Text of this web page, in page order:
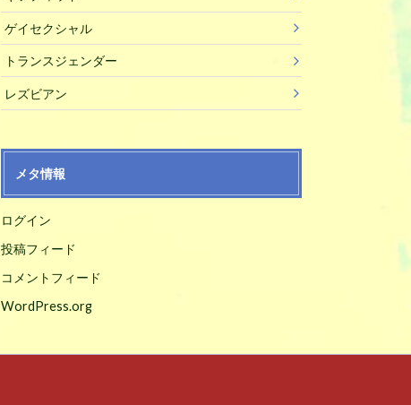
ゲイセクシャル
トランスジェンダー
レズビアン
メタ情報
ログイン
投稿フィード
コメントフィード
WordPress.org